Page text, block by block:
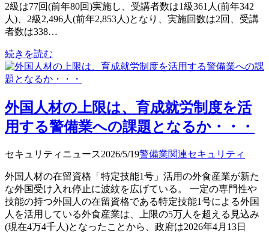
2級は77回(前年80回)実施し、受講者数は1級361人(前年342
人)、2級2,496人(前年2,853人)となり、実施回数は2回、受講
者数は338…
続きを読む
外国人材の上限は、育成就労制度を活
用する警備業への課題となるか・・・
セキュリティニュース2026/5/19警備業関連セキュリティ
外国人材の在留資格「特定技能1号」活用の外食産業が新た
な外国受け入れ停止に波紋を広げている。 一定の専門性や
技能の持つ外国人の在留資格である特定技能1号による外国
人を活用している外食産業は、上限の5万人を超える見込み
(現在4万4千人)となったことから、政府は2026年4月13日